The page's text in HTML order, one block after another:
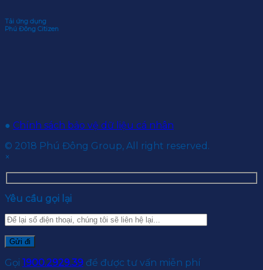
Tải ứng dụng
Phú Đông Citizen
● Chính sách bảo vệ dữ liệu cá nhân
© 2018 Phú Đông Group, All right reserved.
×
Yêu cầu gọi lại
Gọi 1900.2929.39 để được tư vấn miễn phí